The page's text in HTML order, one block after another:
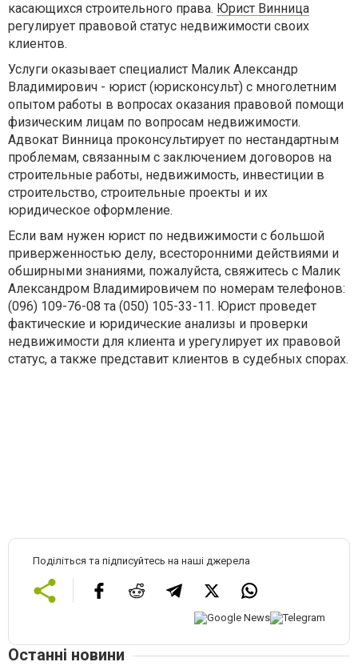
касающихся строительного права. Юрист Винница
регулирует правовой статус недвижимости своих
клиентов.
Услуги оказывает специалист Малик Александр
Владимирович - юрист (юрисконсульт) с многолетним
опытом работы в вопросах оказания правовой помощи
физическим лицам по вопросам недвижимости.
Адвокат Винница проконсультирует по нестандартным
проблемам, связанным с заключением договоров на
строительные работы, недвижимость, инвестиции в
строительство, строительные проекты и их
юридическое оформление.
Если вам нужен юрист по недвижимости с большой
приверженностью делу, всесторонними действиями и
обширными знаниями, пожалуйста, свяжитесь с Малик
Александром Владимировичем по номерам телефонов:
(096) 109-76-08 та (050) 105-33-11. Юрист проведет
фактические и юридические анализы и проверки
недвижимости для клиента и урегулирует их правовой
статус, а также представит клиентов в судебных спорах.
Поділіться та підписуйтесь на наші джерела
Останні новини